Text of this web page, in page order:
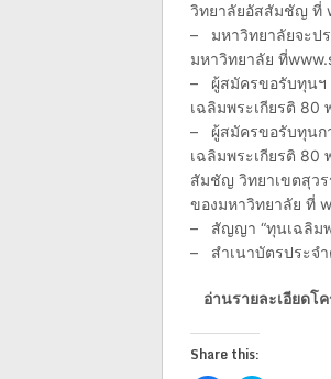
วิทยาลัยอัสสัมชัญ ที่
– มหาวิทยาลัยจะป
มหาวิทยาลัย ที่
– ผู้สมัครขอรับทุนฯ
เฉลิมพระเกียรติ 80
– ผู้สมัครขอรับทุนก
เฉลิมพระเกียรติ
สัมชัญ วิทยาเขตสุว
ของมหาวิทยาลัย ที่
– สัญญา “ทุนเฉลิมพ
– สำเนาบัตรประจำ
อ่านรายละเอียดโ
Share this: